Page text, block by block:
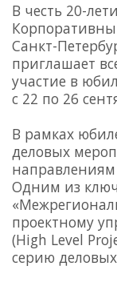
В честь 20-
Санкт-
приглашает
участие в
с 22 по 26
В рамках
деловых
Одним из
проектному
(High Level
серию